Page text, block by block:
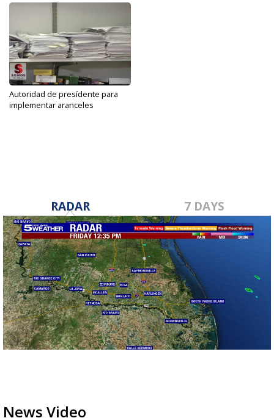
Autoridad de presídente para
implementar aranceles
RADAR 7 DAYS
News Video